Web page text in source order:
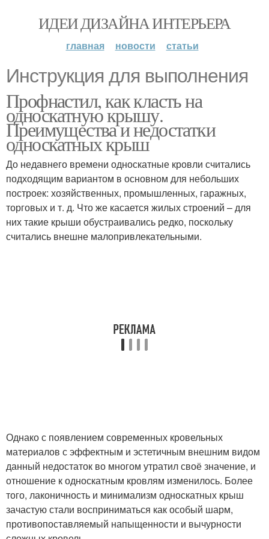
ИДЕИ ДИЗАЙНА ИНТЕРЬЕРА
главная новости статьи
Инструкция для выполнения
Профнастил, как класть на
односкатную крышу.
Преимущества и недостатки
односкатных крыш
До недавнего времени односкатные кровли считались
подходящим вариантом в основном для небольших
построек: хозяйственных, промышленных, гаражных,
торговых и т. д. Что же касается жилых строений – для
них такие крыши обустраивались редко, поскольку
считались внешне малопривлекательными.
Однако с появлением современных кровельных
материалов с эффектным и эстетичным внешним видом
данный недостаток во многом утратил своё значение, и
отношение к односкатным кровлям изменилось. Более
того, лаконичность и минимализм односкатных крыш
зачастую стали восприниматься как особый шарм,
противопоставляемый напыщенности и вычурности